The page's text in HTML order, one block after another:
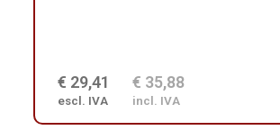
€ 29,41
escl. IVA
€ 35,88
incl. IVA